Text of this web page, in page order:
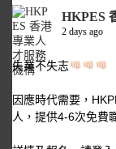
HKPES
2 days ago
失業不失志
因應時代需要，
人，提供4-6次免費